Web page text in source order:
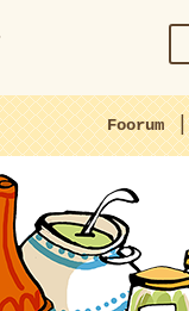
Foorum |